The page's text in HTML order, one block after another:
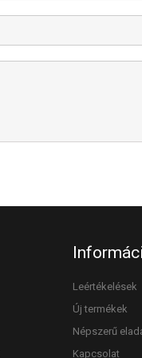
Leértékelések
Új termékek
Népszerű
Kapcsolat